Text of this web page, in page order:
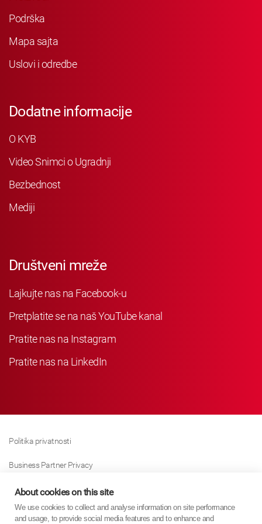
Podrška
Mapa sajta
Uslovi i odredbe
Dodatne informacije
O KYB
Video Snimci o Ugradnji
Bezbednost
Mediji
Društveni mreže
Lajkujte nas na Facebook-u
Pretplatite se na naš YouTube kanal
Pratite nas na Instagram
Pratite nas na LinkedIn
Politika privatnosti
Business Partner Privacy
Politika Kolačića
Modern Slavery Act Policy
About cookies on this site
We use cookies to collect and analyse information on site performance
and usage, to provide social media features and to enhance and